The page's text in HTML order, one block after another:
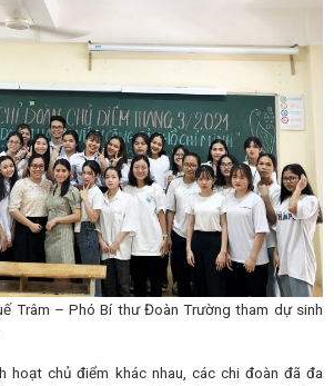
Trâm – Phó Bí thư Đoàn Trường tham dự sinh
hoạt chủ điểm khác nhau, các chi đoàn đã đa